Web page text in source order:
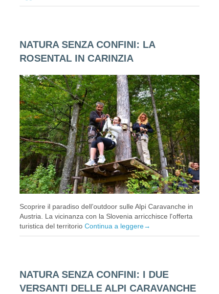
NATURA SENZA CONFINI: LA
ROSENTAL IN CARINZIA
Scoprire il paradiso dell’outdoor sulle Alpi Caravanche in
Austria. La vicinanza con la Slovenia arricchisce l'offerta
turistica del territorio Continua a leggere→
NATURA SENZA CONFINI: I DUE
VERSANTI DELLE ALPI CARAVANCHE